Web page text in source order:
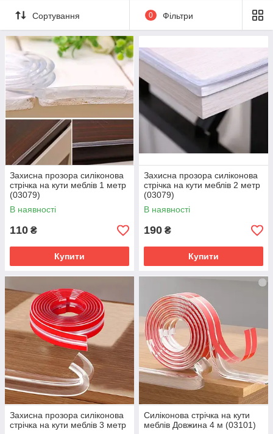
Сортування 0 Фільтри
Захисна прозора силіконова
стрічка на кути меблів 1 метр
(03079)
В наявності
110 ₴
Купити
Захисна прозора силіконова
стрічка на кути меблів 2 метр
(03079)
В наявності
190 ₴
Купити
Захисна прозора силіконова
стрічка на кути меблів 3 метр
Силіконова стрічка на кути
меблів Довжина 4 м (03101)